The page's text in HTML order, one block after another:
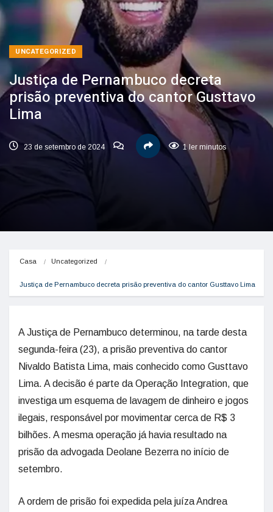
UNCATEGORIZED
Justiça de Pernambuco decreta
prisão preventiva do cantor Gusttavo
Lima
23 de setembro de 2024 1 ler minutos
Casa Uncategorized
Justiça de Pernambuco decreta prisão preventiva do cantor Gusttavo Lima
A Justiça de Pernambuco determinou, na tarde desta
segunda-feira (23), a prisão preventiva do cantor
Nivaldo Batista Lima, mais conhecido como Gusttavo
Lima. A decisão é parte da Operação Integration, que
investiga um esquema de lavagem de dinheiro e jogos
ilegais, responsável por movimentar cerca de R$ 3
bilhões. A mesma operação já havia resultado na
prisão da advogada Deolane Bezerra no início de
setembro.
A ordem de prisão foi expedida pela juíza Andrea